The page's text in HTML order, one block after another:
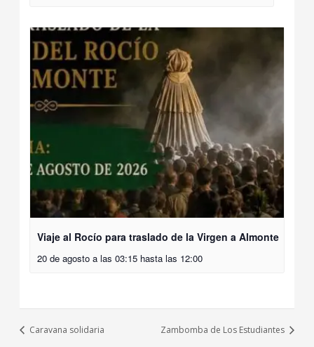
Viaje al Rocío para traslado de la Virgen a Almonte
20 de agosto a las 03:15 hasta las 12:00
Caravana solidaria Zambomba de Los Estudiantes